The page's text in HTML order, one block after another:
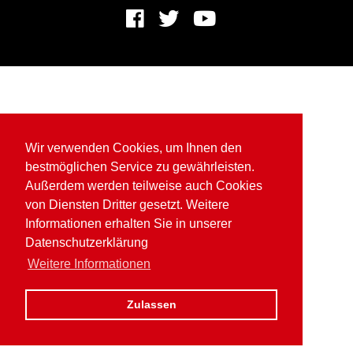
Wir verwenden Cookies, um Ihnen den
bestmöglichen Service zu gewährleisten.
Außerdem werden teilweise auch Cookies
von Diensten Dritter gesetzt. Weitere
Informationen erhalten Sie in unserer
Datenschutzerklärung
Weitere Informationen
Zulassen